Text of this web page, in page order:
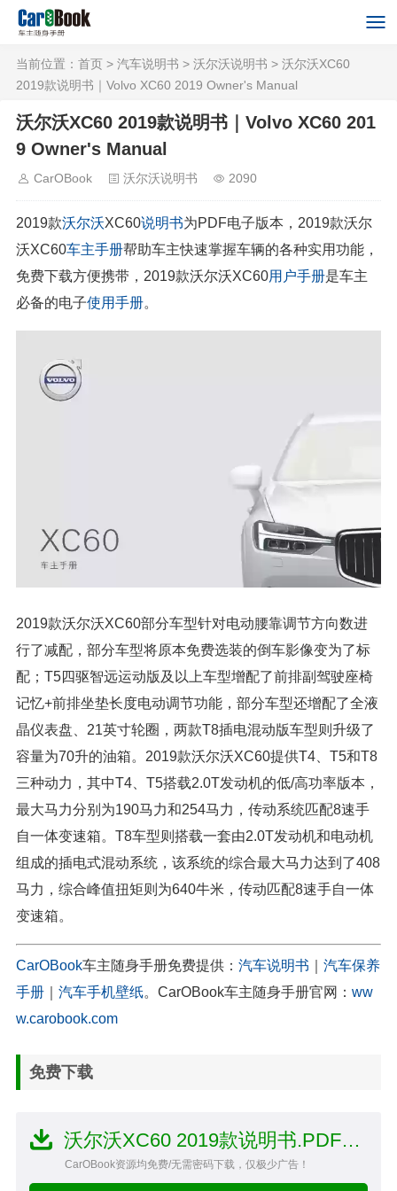
当前位置： 首页 > 汽车说明书 > 沃尔沃说明书 > 沃尔沃XC60
2019款说明书｜Volvo XC60 2019 Owner's Manual
沃尔沃XC60 2019款说明书｜Volvo XC60 201
9 Owner's Manual
CarOBook 沃尔沃说明书 2090
2019款沃尔沃XC60说明书为PDF电子版本，2019款沃尔
沃XC60车主手册帮助车主快速掌握车辆的各种实用功能，
免费下载方便携带，2019款沃尔沃XC60用户手册是车主
必备的电子使用手册。
2019款沃尔沃XC60部分车型针对电动腰靠调节方向数进
行了减配，部分车型将原本免费选装的倒车影像变为了标
配；T5四驱智远运动版及以上车型增配了前排副驾驶座椅
记忆+前排坐垫长度电动调节功能，部分车型还增配了全液
晶仪表盘、21英寸轮圈，两款T8插电混动版车型则升级了
容量为70升的油箱。2019款沃尔沃XC60提供T4、T5和T8
三种动力，其中T4、T5搭载2.0T发动机的低/高功率版本，
最大马力分别为190马力和254马力，传动系统匹配8速手
自一体变速箱。T8车型则搭载一套由2.0T发动机和电动机
组成的插电式混动系统，该系统的综合最大马力达到了408
马力，综合峰值扭矩则为640牛米，传动匹配8速手自一体
变速箱。
CarOBook车主随身手册免费提供： 汽车说明书
汽车保养
手册
汽车手机壁纸。CarOBook车主随身手册官网： ww
w.carobook.com
免费下载
沃尔沃XC60 2019款说明书.PDF文件
CarOBook资源均免费/无需密码下载，仅极少广告！